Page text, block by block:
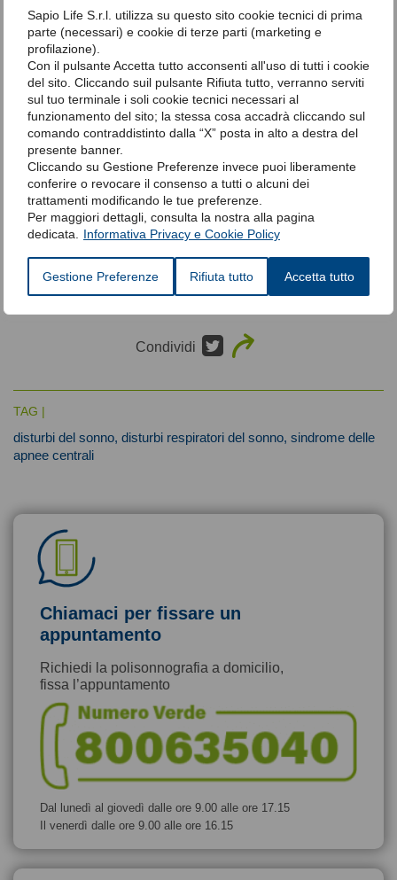
Sapio Life S.r.l. utilizza su questo sito cookie tecnici di prima
parte (necessari) e cookie di terze parti (marketing e
profilazione).
Con il pulsante Accetta tutto acconsenti all'uso di tutti i cookie
del sito. Cliccando suil pulsante Rifiuta tutto, verranno serviti
sul tuo terminale i soli cookie tecnici necessari al
funzionamento del sito; la stessa cosa accadrà cliccando sul
comando contraddistinto dalla “X” posta in alto a destra del
presente banner.
Cliccando su Gestione Preferenze invece puoi liberamente
conferire o revocare il consenso a tutti o alcuni dei
trattamenti modificando le tue preferenze.
Per maggiori dettagli, consulta la nostra alla pagina
dedicata.
Informativa Privacy e Cookie Policy
Gestione Preferenze Rifiuta tutto Accetta tutto
comodamente la polisonnografia a casa usufruendo di
un’assistenza personalizzata e rigorosa durante ogni fase
dell’esame, dall’applicazione dell’apparecchio fino alla
consegna del referto.
Apnee centrali: terapia
La terapia indicata nella maggior parte dei casi è una
terapia di supporto. E’ inoltre raccomandata la non
assunzione di oppiacei e altri farmaci soppressori del
Sistema Nervoso Centrale. Si consiglia invece l’utilizzo
della ventilazione non invasiva tramite CPAP o BILEVEL.
Condividi
Condividi
TAG |
disturbi del sonno, disturbi respiratori del sonno, sindrome delle
apnee centrali
Chiamaci per fissare un
appuntamento
Richiedi la polisonnografia a domicilio,
fissa l’appuntamento
Dal lunedì al giovedì dalle ore 9.00 alle ore 17.15
Il venerdì dalle ore 9.00 alle ore 16.15